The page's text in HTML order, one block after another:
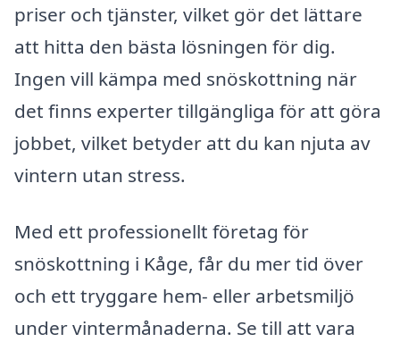
priser och tjänster, vilket gör det lättare
att hitta den bästa lösningen för dig.
Ingen vill kämpa med snöskottning när
det finns experter tillgängliga för att göra
jobbet, vilket betyder att du kan njuta av
vintern utan stress.
Med ett professionellt företag för
snöskottning i Kåge, får du mer tid över
och ett tryggare hem- eller arbetsmiljö
under vintermånaderna. Se till att vara